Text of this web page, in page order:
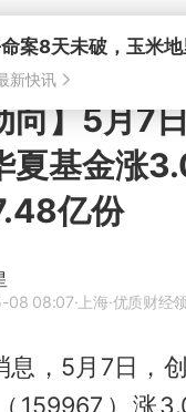
向】5月7
夏基金涨
亿份
08 08:07·上海·优质财经领
息，5月7日，
159967）涨